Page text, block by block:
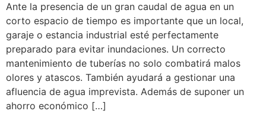
Ante la presencia de un gran caudal de agua en un
corto espacio de tiempo es importante que un local,
garaje o estancia industrial esté perfectamente
preparado para evitar inundaciones. Un correcto
mantenimiento de tuberías no solo combatirá malos
olores y atascos. También ayudará a gestionar una
afluencia de agua imprevista. Además de suponer un
ahorro económico […]